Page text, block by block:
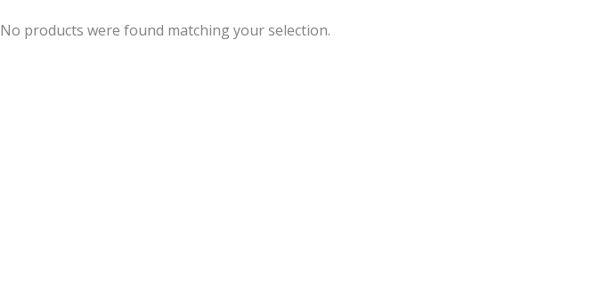
No products were found matching your selection.